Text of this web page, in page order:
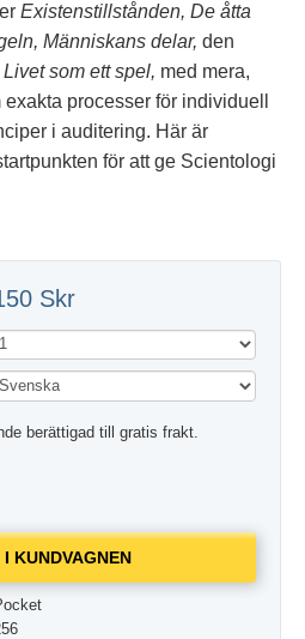
Existenstillstånden, De åtta
Människans delar, den
Livet som ett spel, med mera,
processer för individuell
i auditering. Här är
för att ge Scientologi
Skr
berättigad till gratis frakt.
KUNDVAGNEN